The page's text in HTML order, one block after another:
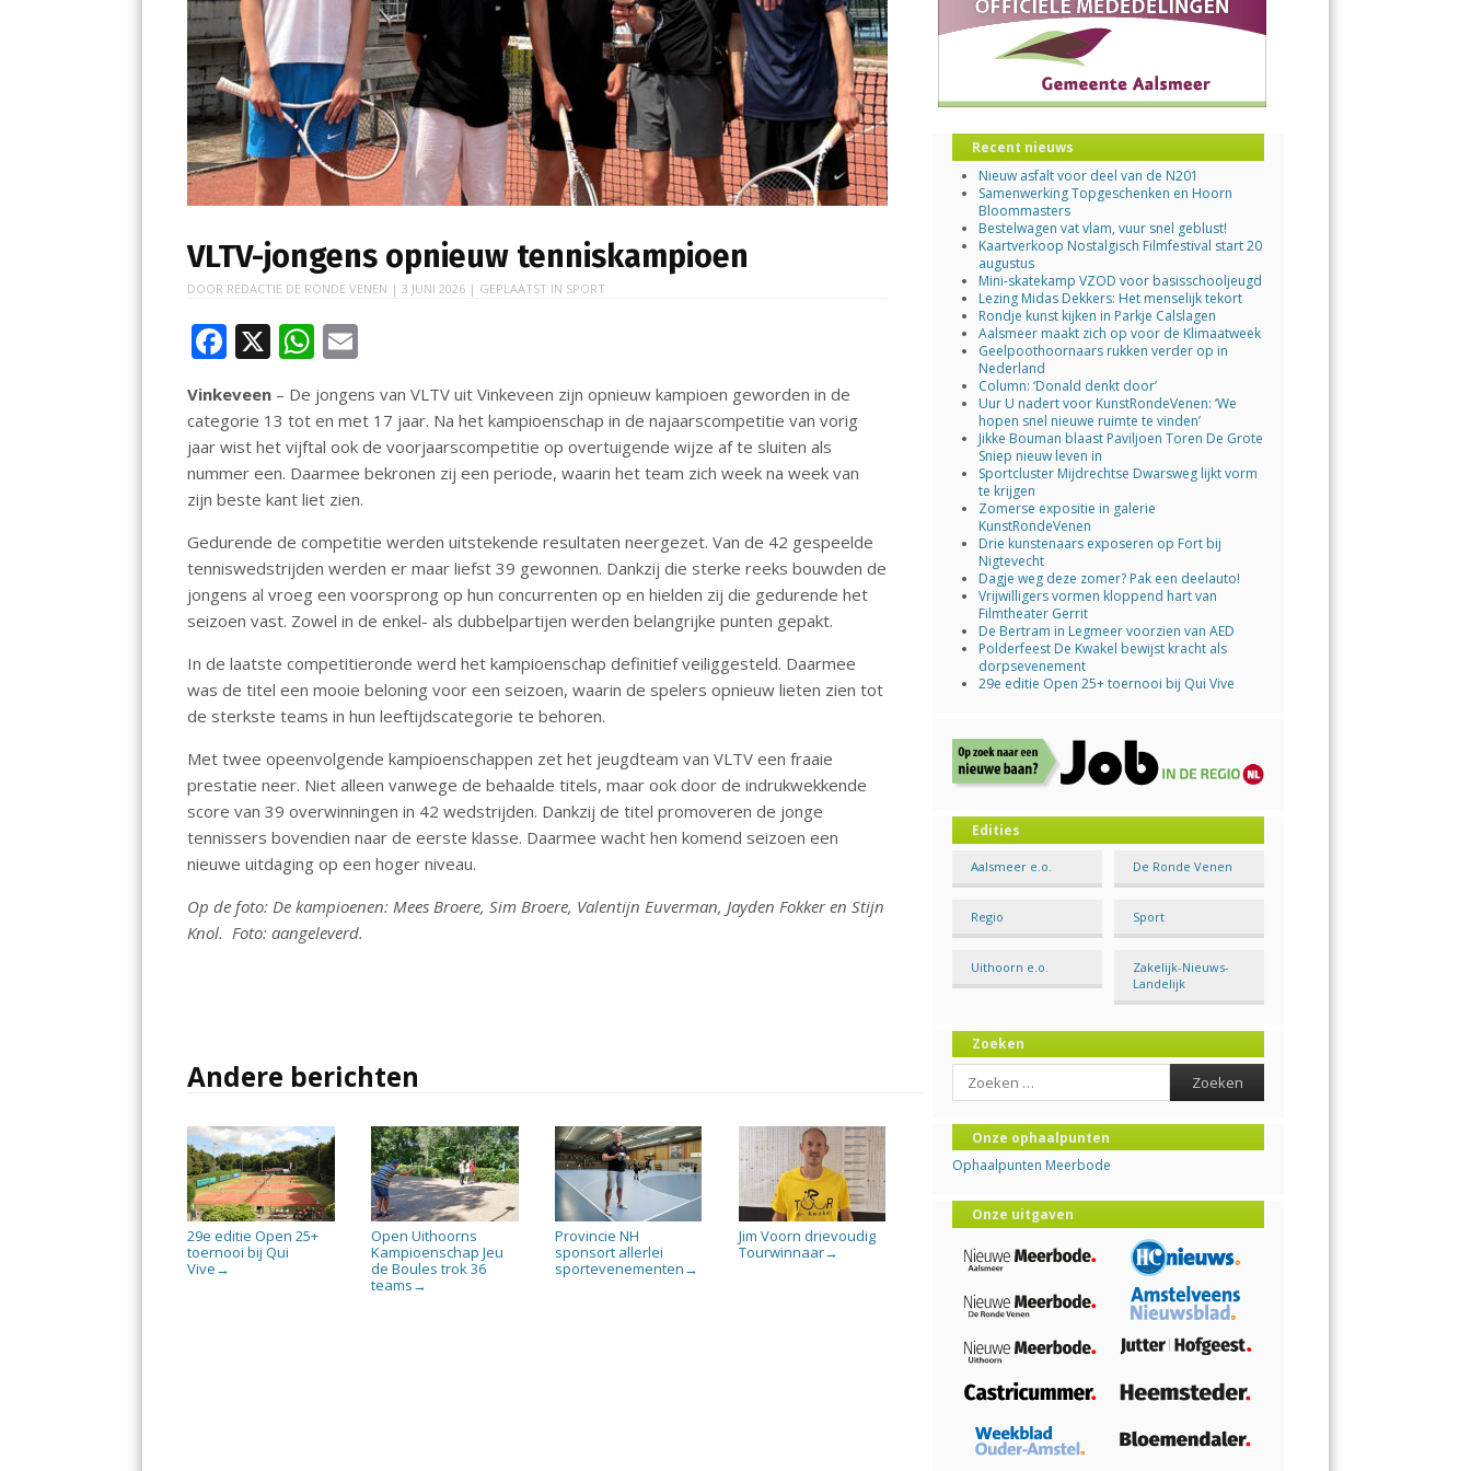
VLTV-jongens opnieuw tenniskampioen
DOOR REDACTIE DE RONDE VENEN |3 JUNI 2026 | GEPLAATST IN SPORT
F
ac
e
b
o
o
k
X W
h
at
s
A
p
p
ai
l
Vinkeveen – De jongens van VLTV uit Vinkeveen zijn opnieuw kampioen geworden in de
categorie 13 tot en met 17 jaar. Na het kampioenschap in de najaarscompetitie van vorig
jaar wist het vijftal ook de voorjaarscompetitie op overtuigende wijze af te sluiten als
nummer een. Daarmee bekronen zij een periode, waarin het team zich week na week van
zijn beste kant liet zien.
Gedurende de competitie werden uitstekende resultaten neergezet. Van de 42 gespeelde
tenniswedstrijden werden er maar liefst 39 gewonnen. Dankzij die sterke reeks bouwden de
jongens al vroeg een voorsprong op hun concurrenten op en hielden zij die gedurende het
seizoen vast. Zowel in de enkel- als dubbelpartijen werden belangrijke punten gepakt.
In de laatste competitieronde werd het kampioenschap definitief veiliggesteld. Daarmee
was de titel een mooie beloning voor een seizoen, waarin de spelers opnieuw lieten zien tot
de sterkste teams in hun leeftijdscategorie te behoren.
Met twee opeenvolgende kampioenschappen zet het jeugdteam van VLTV een fraaie
prestatie neer. Niet alleen vanwege de behaalde titels, maar ook door de indrukwekkende
score van 39 overwinningen in 42 wedstrijden. Dankzij de titel promoveren de jonge
tennissers bovendien naar de eerste klasse. Daarmee wacht hen komend seizoen een
nieuwe uitdaging op een hoger niveau.
Op de foto: De kampioenen: Mees Broere, Sim Broere, Valentijn Euverman, Jayden Fokker en Stijn
Knol. Foto: aangeleverd.
Andere berichten
29e editie Open 25+
toernooi bij Qui
Vive →
Open Uithoorns
Kampioenschap Jeu
de Boules trok 36
teams →
Provincie NH
sponsort allerlei
sportevenementen →
Jim Voorn drievoudig
Tourwinnaar→
Recent nieuws
Nieuw asfalt voor deel van de N201
Samenwerking Topgeschenken en Hoorn
Bloommasters
Bestelwagen vat vlam, vuur snel geblust!
Kaartverkoop Nostalgisch Filmfestival start 20
augustus
Mini-skatekamp VZOD voor basisschooljeugd
Lezing Midas Dekkers: Het menselijk tekort
Rondje kunst kijken in Parkje Calslagen
Aalsmeer maakt zich op voor de Klimaatweek
Geelpoothoornaars rukken verder op in
Nederland
Column: ‘Donald denkt door’
Uur U nadert voor KunstRondeVenen: ‘We
hopen snel nieuwe ruimte te vinden’
Jikke Bouman blaast Paviljoen Toren De Grote
Sniep nieuw leven in
Sportcluster Mijdrechtse Dwarsweg lijkt vorm
te krijgen
Zomerse expositie in galerie
KunstRondeVenen
Drie kunstenaars exposeren op Fort bij
Nigtevecht
Dagje weg deze zomer? Pak een deelauto!
Vrijwilligers vormen kloppend hart van
Filmtheater Gerrit
De Bertram in Legmeer voorzien van AED
Polderfeest De Kwakel bewijst kracht als
dorpsevenement
29e editie Open 25+ toernooi bij Qui Vive
Edities
Aalsmeer e.o. De Ronde Venen
Regio Sport
Uithoorn e.o.
Zakelijk-Nieuws-
Landelijk
Zoeken
Search
Onze ophaalpunten
Ophaalpunten Meerbode
Onze uitgaven